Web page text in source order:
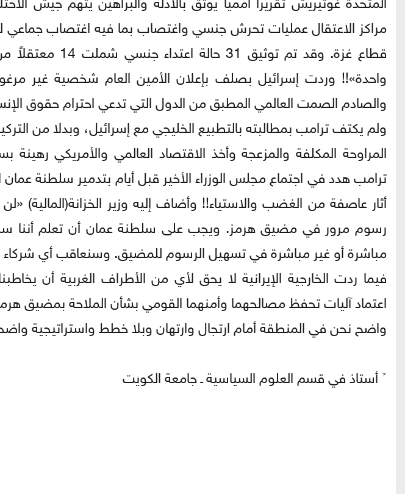
مراكز الاعتقال عمليات تحرش جنسي واغتصاب بما فيه اغتصاب
واحدة»!! وردت إسرائيل بصلف بإعلان الأمين العام شخصية غير
والصادم الصمت العالمي المطبق من الدول التي تدعي احترام حقوق
ولم يكتف ترامب بمطالبته بالتطبيع الخليجي مع إسرائيل، وبدلا من
المراوحة المكلفة والمزعجة وأخذ الاقتصاد العالمي والأمريكي
ترامب هدد في اجتماع مجلس الوزراء الأخير قبل أيام بتدمير سلطنة
أثار عاصفة من الغضب والاستياء!! وأضاف إليه وزير
رسوم مرور في مضيق هرمز. ويجب على سلطنة عمان أن تعلم أننا
مباشرة أو غير مباشرة في تسهيل الرسوم للمضيق. وسنعاقب أي شركاء
فيما ردت الخارجية الإيرانية لا يحق لأي من الأطراف الغربية أن
اعتماد آليات تحفظ مصالحهما وأمنهما القومي بشأن الملاحة بمضيق
واضح نحن في المنطقة أمام ارتجال وارتهان وبلا خطط واستراتيجية
٭ أستاذ في قسم العلوم السياسية ـ جامعة الكويت